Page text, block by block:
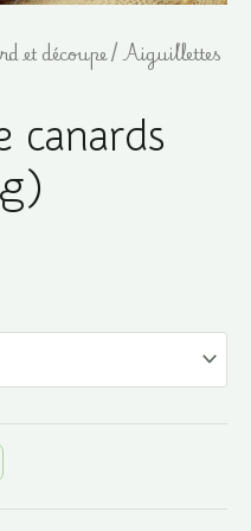
et découpe/ Aiguillettes
canards